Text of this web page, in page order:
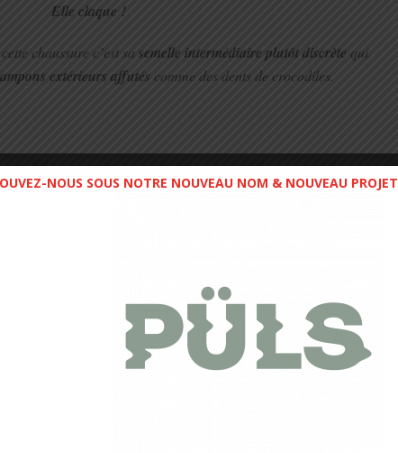
Elle claque !
chaussure c’est sa semelle intermédiaire plutôt discrète qui
extérieurs affutés comme des dents de crocodiles.
cette Fuji Endurance pare pierre imposant
la volonté de cette chaussure à s’inscrire pour des
test je la choisis également pour des trails plus courts.
Innovations
euros
trouve très aboutie.
NOUS SOUS NOTRE NOUVEAU NOM & NOUVEAU PROJET